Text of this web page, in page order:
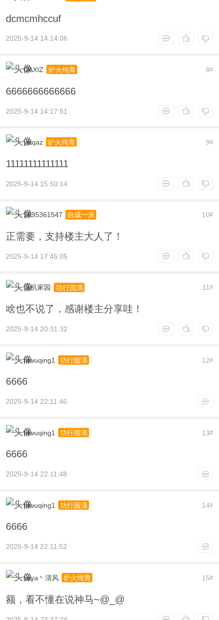
dcmcmhccuf
2025-9-14 14:14:06
8#
CAXIZ 炉火纯青
6666666666666
2025-9-14 14:17:51
9#
ywqaz 炉火纯青
11111111111111
2025-9-14 15:50:14
10#
1095361547 自成一派
正需要，支持楼主大人了！
2025-9-14 17:45:05
11#
玩机家园 功行圆满
啥也不说了，感谢楼主分享哇！
2025-9-14 20:31:32
12#
htwuqing1 功行圆满
6666
2025-9-14 22:11:46
13#
htwuqing1 功行圆满
6666
2025-9-14 22:11:48
14#
htwuqing1 功行圆满
6666
2025-9-14 22:11:52
15#
suya丶清风 炉火纯青
额，看不懂在说神马~@_@